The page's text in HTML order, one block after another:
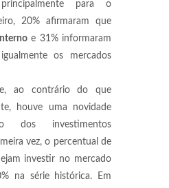
para o
20% afirmaram que
e 31% informaram
os mercados
ao contrário do que
houve uma novidade
dos investimentos
vez, o percentual de
investir no mercado
na série histórica. Em